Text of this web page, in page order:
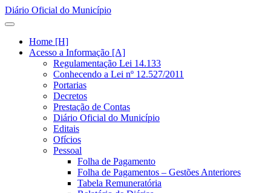
Diário Oficial do Município
Home [H]
Acesso a Informação [A]
Regulamentação Lei 14.133
Conhecendo a Lei nº 12.527/2011
Portarias
Decretos
Prestação de Contas
Diário Oficial do Município
Editais
Ofícios
Pessoal
Folha de Pagamento
Folha de Pagamentos – Gestões Anteriores
Tabela Remuneratória